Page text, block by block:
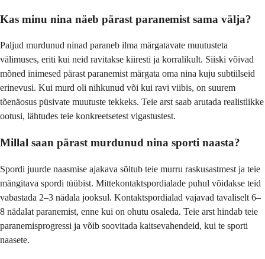
Kas minu nina näeb pärast paranemist sama välja?
Paljud murdunud ninad paraneb ilma märgatavate muutusteta
välimuses, eriti kui neid ravitakse kiiresti ja korralikult. Siiski võivad
mõned inimesed pärast paranemist märgata oma nina kuju subtiilseid
erinevusi. Kui murd oli nihkunud või kui ravi viibis, on suurem
tõenäosus püsivate muutuste tekkeks. Teie arst saab arutada realistlikke
ootusi, lähtudes teie konkreetsetest vigastustest.
Millal saan pärast murdunud nina sporti naasta?
Spordi juurde naasmise ajakava sõltub teie murru raskusastmest ja teie
mängitava spordi tüübist. Mittekontaktspordialade puhul võidakse teid
vabastada 2–3 nädala jooksul. Kontaktspordialad vajavad tavaliselt 6–
8 nädalat paranemist, enne kui on ohutu osaleda. Teie arst hindab teie
paranemisprogressi ja võib soovitada kaitsevahendeid, kui te sporti
naasete.